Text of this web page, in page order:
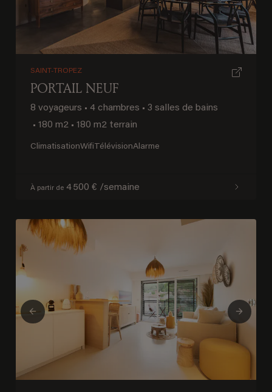
Previous Next
SAINT-TROPEZ
PORTAIL NEUF
8 voyageurs • 4 chambres • 3 salles de bains
• 180 m2 • 180 m2 terrain
ClimatisationWifi TélévisionAlarme
À partir de 4 500 € /semaine